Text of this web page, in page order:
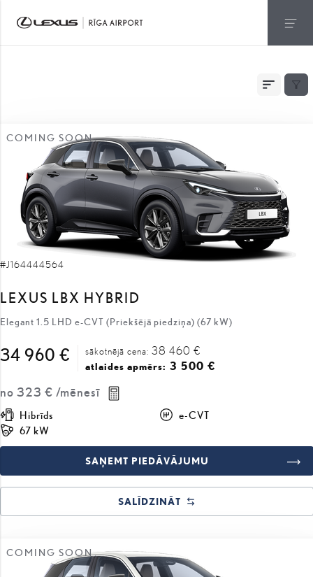
COMING SOON
#J164444564
LEXUS LBX HYBRID
Elegant 1.5 LHD e-CVT (Priekšējā piedziņa) (67 kW)
34 960 € sākotnējā cena: 38 460 €
atlaides apmērs: 3 500 €
no 323 € /mēnesī
Hibrīds
e-CVT
67 kW
SAŅEMT PIEDĀVĀJUMU
SALĪDZINĀT
COMING SOON